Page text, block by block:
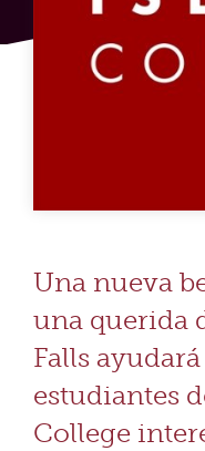
Una nueva
una querida
Falls
estudiantes
College